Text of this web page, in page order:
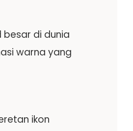
di dunia
warna yang
ikon